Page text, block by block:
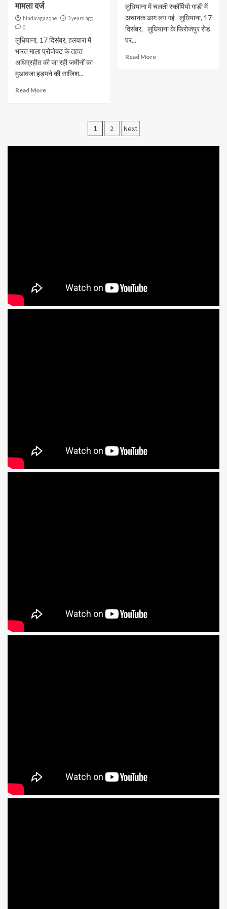
मामला दर्ज
hindiragazone
3 years ago
0
लुधियाना, 17 दिसंबर, हलवारा में
भारत माला प्रोजेक्ट के तहत
अधिग्रहीत की जा रही जमीनों का
मुआवजा हड़पने की साजिश...
Read More
लुधियाना में चलती स्कॉर्पियो गाड़ी में
अचानक आग लग गई लुधियाना, 17
दिसंबर, लुधियाना के फिरोजपुर रोड
पर...
Read More
1 2 Next